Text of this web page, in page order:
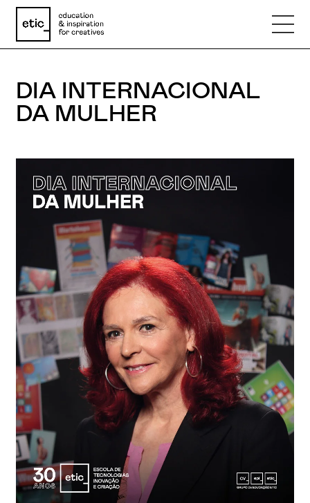
Nome
Telefone
Motivo
Mensagem
Li e aceito a Política de Privacidade
Aceito receber emails sobre novidades da ETIC
DIA INTERNACIONAL
DA MULHER